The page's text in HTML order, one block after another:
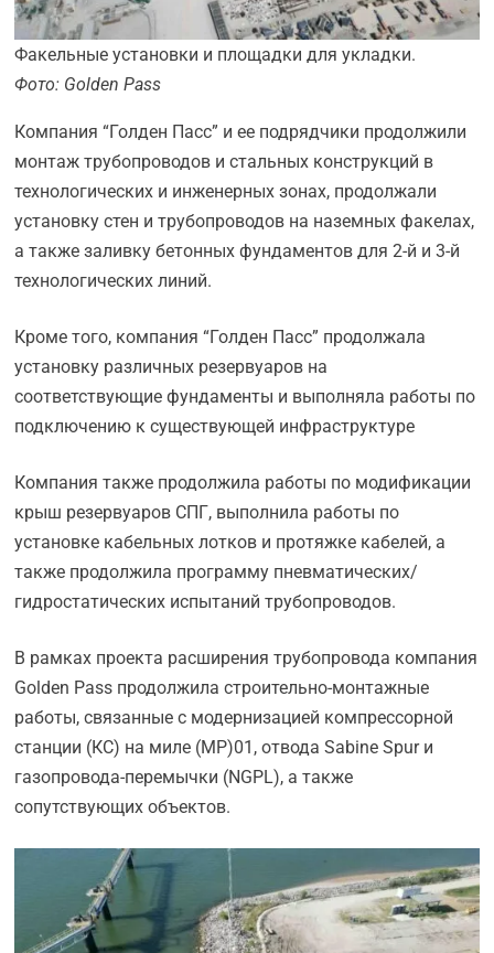
Факельные установки и площадки для укладки.
Фото: Golden Pass
Компания “Голден Пасс” и ее подрядчики продолжили
монтаж трубопроводов и стальных конструкций в
технологических и инженерных зонах, продолжали
установку стен и трубопроводов на наземных факелах,
а также заливку бетонных фундаментов для 2-й и 3-й
технологических линий.
Кроме того, компания “Голден Пасс” продолжала
установку различных резервуаров на
соответствующие фундаменты и выполняла работы по
подключению к существующей инфраструктуре
Компания также продолжила работы по модификации
крыш резервуаров СПГ, выполнила работы по
установке кабельных лотков и протяжке кабелей, а
также продолжила программу пневматических/
гидростатических испытаний трубопроводов.
В рамках проекта расширения трубопровода компания
Golden Pass продолжила строительно-монтажные
работы, связанные с модернизацией компрессорной
станции (КС) на миле (MP)01, отвода Sabine Spur и
газопровода-перемычки (NGPL), а также
сопутствующих объектов.